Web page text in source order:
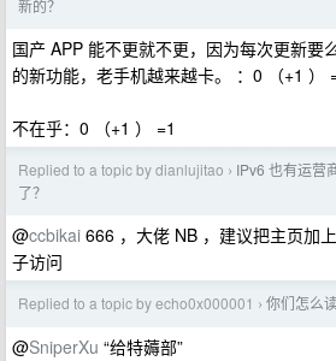
新的？
国产 APP 能不更就不更，因为每次更新要
的新功能，老手机越来越卡。 ：0 （+1 ）
不在乎：0 （+1 ） =1
Replied to a topic by dianlujitao › IPv6 也有运营
了？
@ccbikai 666 ，大佬 NB ，建议把主页加
子访问
Replied to a topic by echo0x000001 › 你们怎么
@SniperXu “给特薅部”